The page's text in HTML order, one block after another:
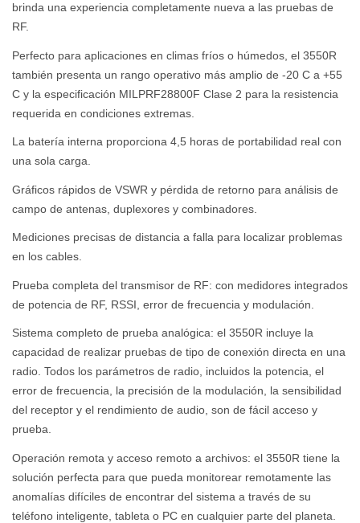
brinda una experiencia completamente nueva a las pruebas de
RF.
Perfecto para aplicaciones en climas fríos o húmedos, el 3550R
también presenta un rango operativo más amplio de -20 C a +55
C y la especificación MILPRF28800F Clase 2 para la resistencia
requerida en condiciones extremas.
La batería interna proporciona 4,5 horas de portabilidad real con
una sola carga.
Gráficos rápidos de VSWR y pérdida de retorno para análisis de
campo de antenas, duplexores y combinadores.
Mediciones precisas de distancia a falla para localizar problemas
en los cables.
Prueba completa del transmisor de RF: con medidores integrados
de potencia de RF, RSSI, error de frecuencia y modulación.
Sistema completo de prueba analógica: el 3550R incluye la
capacidad de realizar pruebas de tipo de conexión directa en una
radio. Todos los parámetros de radio, incluidos la potencia, el
error de frecuencia, la precisión de la modulación, la sensibilidad
del receptor y el rendimiento de audio, son de fácil acceso y
prueba.
Operación remota y acceso remoto a archivos: el 3550R tiene la
solución perfecta para que pueda monitorear remotamente las
anomalías difíciles de encontrar del sistema a través de su
teléfono inteligente, tableta o PC en cualquier parte del planeta.